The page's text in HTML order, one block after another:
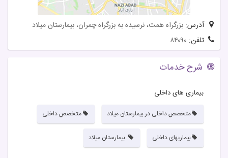
آدرس: بزرگراه همت، نرسیده به بزرگراه چمران، بیمارستان میلاد
تلفن: ۸۴۰۹۰
شرح خدمات
بیماری های داخلی
متخصص داخلی در بیمارستان میلاد متخصص داخلی
بیماریهای داخلی بیمارستان میلاد